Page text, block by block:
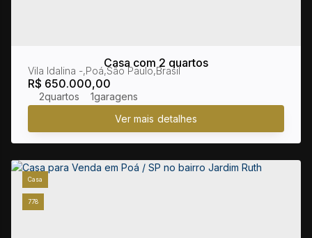
Casa com 2 quartos
R$ 650.000,00
Vila Idalina ,Poá,São Paulo,Brasil
2 1
778
Casa